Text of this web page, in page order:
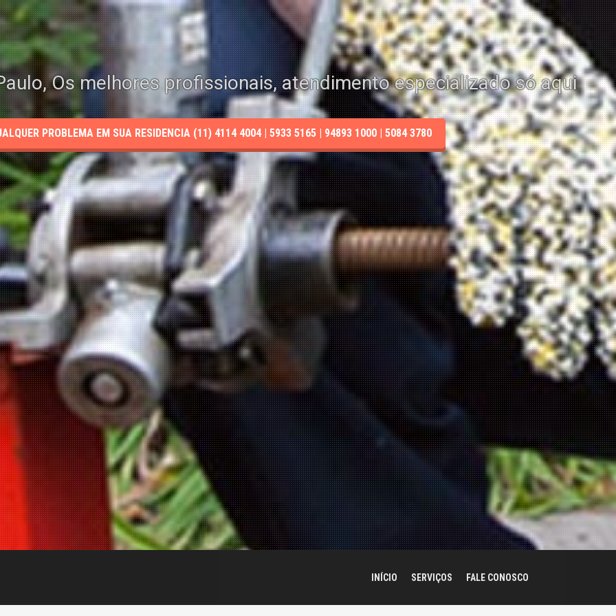
Os melhores profissionais, atendimento especializado só aqui
PROBLEMA EM SUA RESIDENCIA (11) 4114 4004 | 5933 5165 | 94893 1000 | 5084 3780
INÍCIO SERVIÇOS FALE CONOSCO